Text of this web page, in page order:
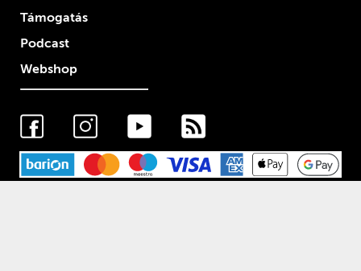
Támogatás
Podcast
Webshop